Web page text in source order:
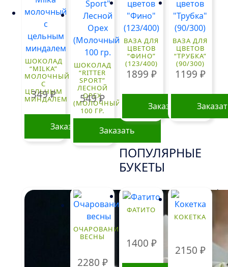
ШОКОЛАД
“MILKA”
МОЛОЧНЫЙ
С
ЦЕЛЬНЫМ
МИНДАЛЕМ
349₽
Заказать
ШОКОЛАД
“RITTER
SPORT”
ЛЕСНОЙ
ОРЕХ
(МОЛОЧНЫЙ)
100 ГР.
549₽
Заказать
ВАЗА ДЛЯ
ЦВЕТОВ
“ФИНО”
(123/400)
1899 ₽
Заказать
ВАЗА ДЛЯ
ЦВЕТОВ
“ТРУБКА”
(90/300)
1199 ₽
ПОПУЛЯРНЫЕ
БУКЕТЫ
ОЧАРОВАНИЕ
ВЕСНЫ
2280 ₽
ФАТИТО
1400 ₽
КОКЕТКА
2150 ₽
!